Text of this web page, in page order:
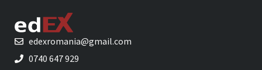
edexromania@gmail.com
0740 647 929